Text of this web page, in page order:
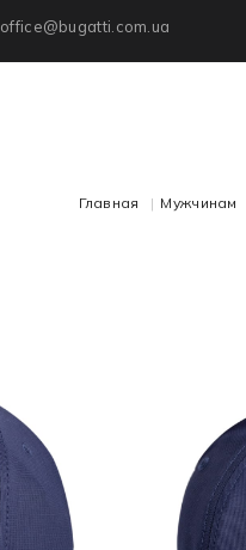
office@bugatti.com.ua
Главная Мужчинам